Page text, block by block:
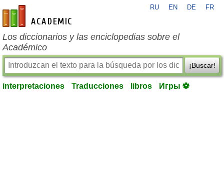
es-academic.com
RU EN DE FR
Los diccionarios y las enciclopedias sobre el
Académico
¡Buscar!
interpretaciones Traducciones libros Игры ⚽